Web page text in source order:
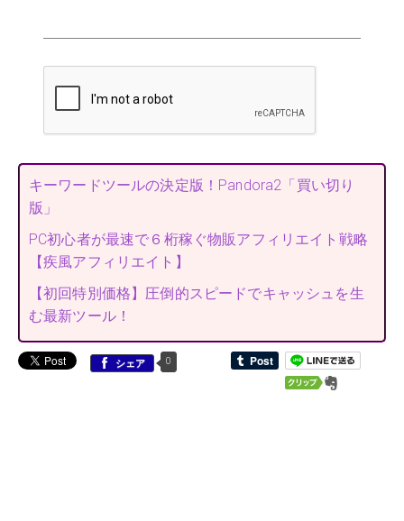
キーワードツールの決定版！Pandora2「買い切り
版」
PC初心者が最速で６桁稼ぐ物販アフィリエイト戦略
【疾風アフィリエイト】
【初回特別価格】圧倒的スピードでキャッシュを生
む最新ツール！
シェア 0